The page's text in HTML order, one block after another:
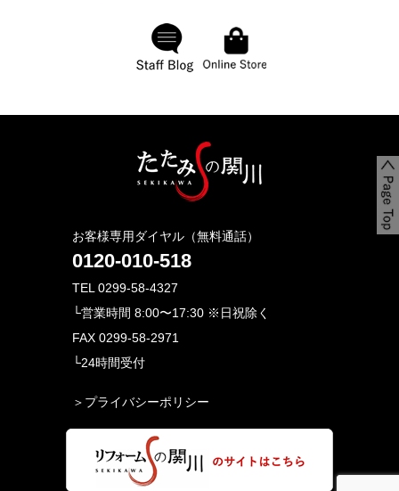
お客様専用ダイヤル（無料通話）
0120-010-518
TEL 0299-58-4327
└営業時間 8:00〜17:30 ※日祝除く
FAX 0299-58-2971
└24時間受付
＞プライバシーポリシー